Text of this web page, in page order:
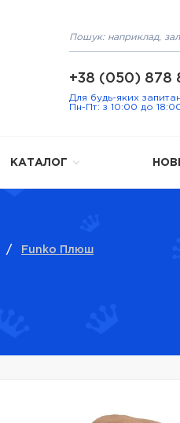
+38 (050) 878
Для будь-яких
Пн-Пт: з 10:00 до
КАТАЛОГ
/ Funko Плюш